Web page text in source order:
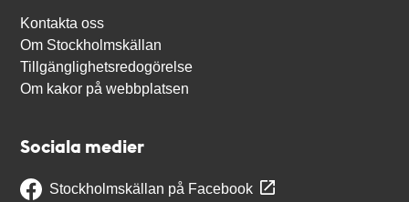
Kontakta oss
Om Stockholmskällan
Tillgänglighetsredogörelse
Om kakor på webbplatsen
Sociala medier
Stockholmskällan på Facebook